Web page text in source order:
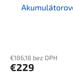
€186,18 bez DPH
€229